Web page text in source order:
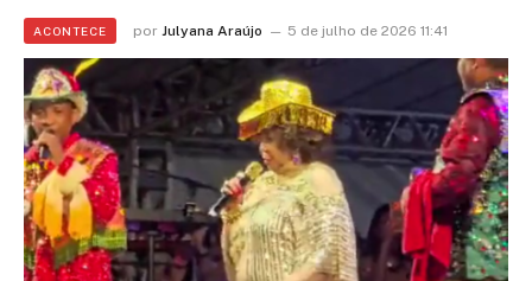
ACONTECE por Julyana Araújo 5 de julho de 2026 11:41